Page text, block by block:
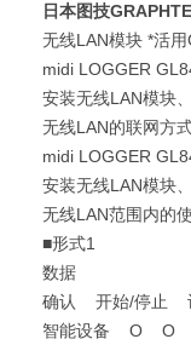
日本图技
无线LAN模块 *活
midi LOGGER
安装无线LAN模块
无线LAN的联网方
midi LOGGER
安装无线LAN模块
无线LAN范围内的
■形式1
数据
确认 开始/停止
智能设备 Ο